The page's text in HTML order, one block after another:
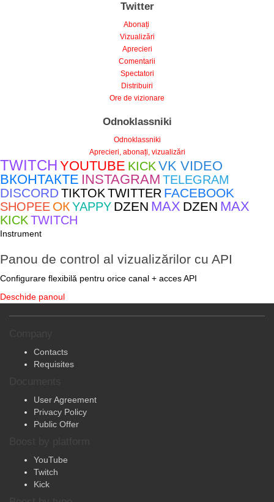
Vizualizări
Aprecieri
Comentarii
Spectatori
Distribuiri
Ore de vizionare
Aprecieri, abonați, vizualizări
TWITCH YOUTUBEKICKVK VIDEO
ВКОНТАКТЕINSTAGRAMTELEGRAM
DISCORDTIKTOK TWITTER FACEBOOK
SHOPEE ОК YAPPY DZENMAX DZENMAX
KICKTWITCH
Instrument
Requisites
Documents
Privacy Policy
Public Offer
Twitch
Kick